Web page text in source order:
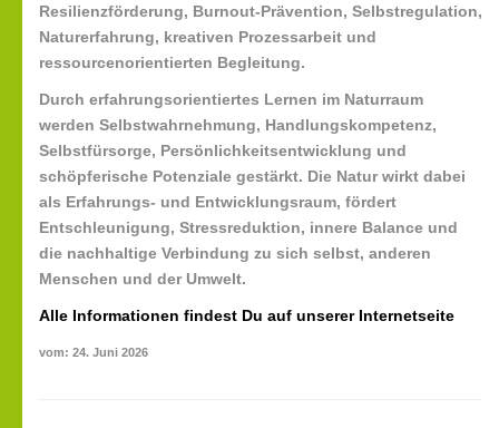
Resilienzförderung, Burnout-Prävention, Selbstregulation,
Naturerfahrung, kreativen Prozessarbeit und
ressourcenorientierten Begleitung.
Durch erfahrungsorientiertes Lernen im Naturraum
werden Selbstwahrnehmung, Handlungskompetenz,
Selbstfürsorge, Persönlichkeitsentwicklung und
schöpferische Potenziale gestärkt. Die Natur wirkt dabei
als Erfahrungs- und Entwicklungsraum, fördert
Entschleunigung, Stressreduktion, innere Balance und
die nachhaltige Verbindung zu sich selbst, anderen
Menschen und der Umwelt.
Alle Informationen findest Du auf unserer Internetseite
vom: 24. Juni 2026